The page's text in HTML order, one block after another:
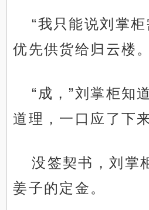
“我只能说刘掌
优先供货给归云楼
“成，”刘掌柜知
道理，一口应了下来
没签契书，刘掌
姜子的定金。